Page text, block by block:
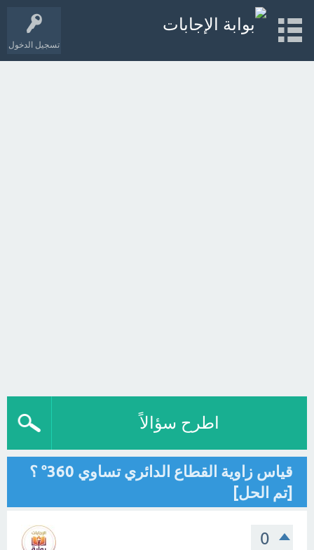
تسجيل الدخول
اطرح سؤالاً
قياس زاوية القطاع الدائري تساوي 360° ؟
[تم الحل]
0